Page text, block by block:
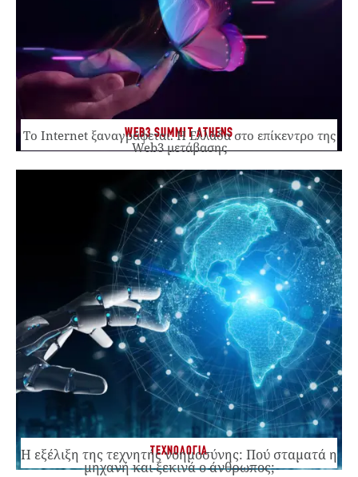
WEB3 SUMMIT ATHENS
Το Internet ξαναγράφεται. Η Ελλάδα στο επίκεντρο της
Web3 μετάβασης
ΤΕΧΝΟΛΟΓΙΑ
Η εξέλιξη της τεχνητής νοημοσύνης: Πού σταματά η
μηχανή και ξεκινά ο άνθρωπος;